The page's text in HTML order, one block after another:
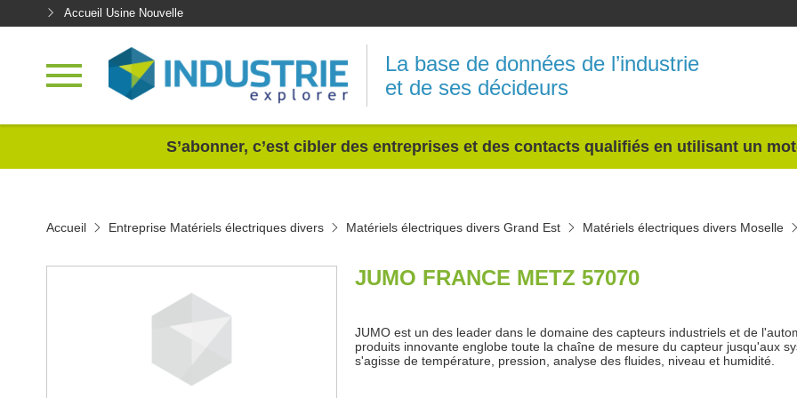
Accueil Usine Nouvelle
La base de données de l’industrie
et de ses décideurs
S’abonner, c’est cibler des entreprises et des contacts qualifiés en utilisant un
Accueil Entreprise Matériels électriques divers Matériels électriques divers Grand Est Matériels électriques divers Moselle
JUMO FRANCE METZ 57070
JUMO est un des leader dans le domaine des capteurs industriels et de
produits innovante englobe toute la chaîne de mesure du capteur jusqu'aux
s'agisse de température, pression, analyse des fluides, niveau et humidité.